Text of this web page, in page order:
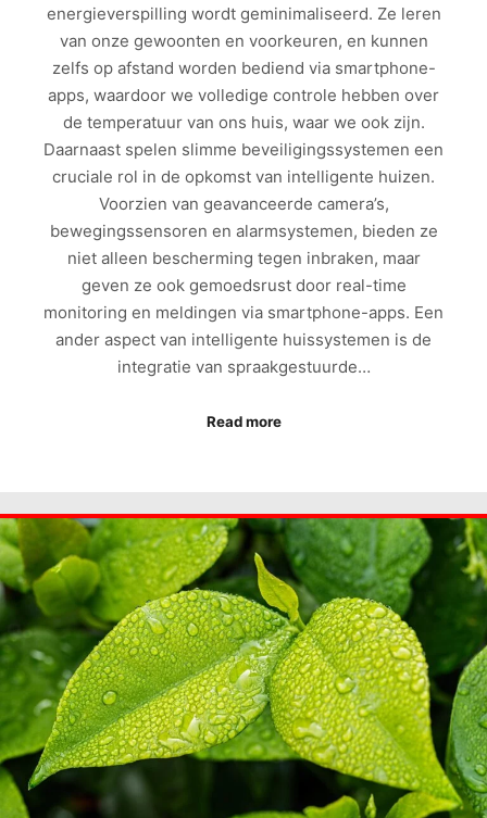
energieverspilling wordt geminimaliseerd. Ze leren
van onze gewoonten en voorkeuren, en kunnen
zelfs op afstand worden bediend via smartphone-
apps, waardoor we volledige controle hebben over
de temperatuur van ons huis, waar we ook zijn.
Daarnaast spelen slimme beveiligingssystemen een
cruciale rol in de opkomst van intelligente huizen.
Voorzien van geavanceerde camera’s,
bewegingssensoren en alarmsystemen, bieden ze
niet alleen bescherming tegen inbraken, maar
geven ze ook gemoedsrust door real-time
monitoring en meldingen via smartphone-apps. Een
ander aspect van intelligente huissystemen is de
integratie van spraakgestuurde…
Read more